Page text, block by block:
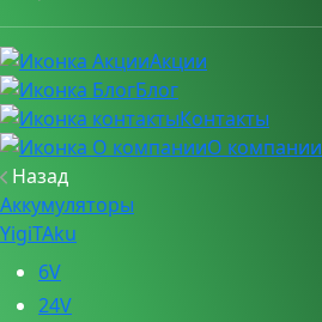
Акции
Блог
Контакты
О компании
Назад
Аккумуляторы
YigiTAku
6V
24V